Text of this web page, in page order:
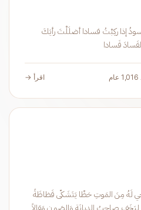
قُلْ للّذي ركِبَ الفَسادَ وعندَهُ أنِّي أَسودُ إذا ركِبْتُ فسادا أضلَلْتَ رأيَكَ
اقرأ →
اِبنُ خَمسينَ ضَمَّهُ عِقدُ تِسعينَ يُزجي لَهُ مِنَ المَوتِ حَظّا يَتَشَكّى فَظاظَةً